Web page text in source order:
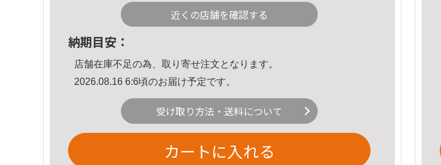
近くの店舗を確認する
納期目安：
店舗在庫不足の為、取り寄せ注文となります。
2026.08.16 6:6頃のお届け予定です。
受け取り方法・送料について
カートに入れる